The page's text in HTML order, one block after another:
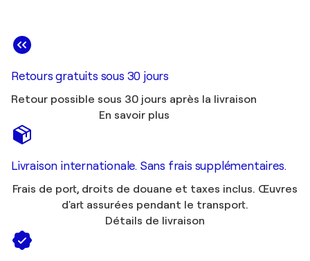
Retours gratuits sous 30 jours
Retour possible sous 30 jours après la livraison
En savoir plus
Livraison internationale. Sans frais supplémentaires.
Frais de port, droits de douane et taxes inclus. Œuvres
d'art assurées pendant le transport.
Détails de livraison